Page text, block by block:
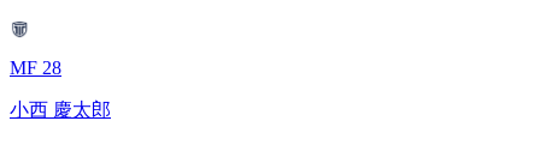
MF 28
小西 慶太郎